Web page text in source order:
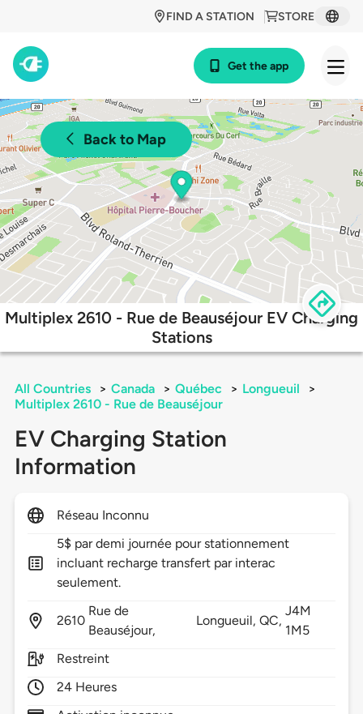
STORE
FIND A STATION
Get the app
Back to Map
Multiplex 2610 - Rue de Beauséjour EV Charging
Stations
All Countries > Canada > Québec > Longueuil
>
Multiplex 2610 - Rue de Beauséjour
EV Charging Station
Information
Réseau Inconnu
5$ par demi journée pour stationnement
incluant recharge transfert par interac
seulement.
2610
Rue de
Beauséjour,
Longueuil, QC,
J4M
1M5
Restreint
24 Heures